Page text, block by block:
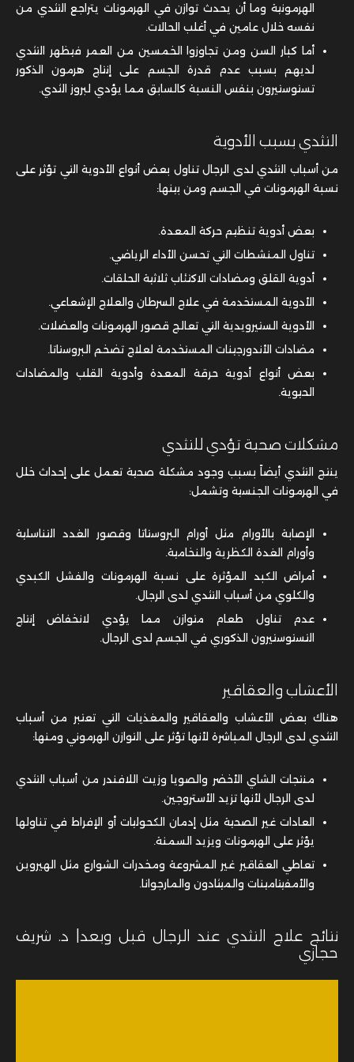
الهرمونية وما أن يحدث توازن في الهرمونات يتراجع التثدي من
نفسه خلال عامين في أغلب الحالات.
أما كبار السن ومن تجاوزوا الخمسين من العمر فيظهر التثدي
لديهم بسبب عدم قدرة الجسم على إنتاج هرمون الذكور
تستوستيرون بنفس النسبة كالسابق مما يؤدي لبروز الثدي.
التثدي بسبب الأدوية
من أسباب التثدي لدى الرجال تناول بعض أنواع الأدوية التي تؤثر على
نسبة الهرمونات في الجسم ومن بينها:
بعض أدوية تنظيم حركة المعدة.
تناول المنشطات التي تحسن الأداء الرياضي.
أدوية القلق ومضادات الاكتئاب ثلاثية الحلقات.
الأدوية المستخدمة في علاج السرطان والعلاج الإشعاعي.
الأدوية الستيرويدية التي تعالج قصور الهرمونات والعضلات.
مضادات الأندورجينات المستخدمة لعلاج تضخم البروستاتا.
بعض أنواع أدوية حرقة المعدة وأدوية القلب والمضادات
الحيوية.
مشكلات صحية تؤدي للتثدي
ينتج التثدي أيضاً بسبب وجود مشكلة صحية تعمل على إحداث خلل
في الهرمونات الجنسية وتشمل:
الإصابة بالأورام مثل أورام البروستاتا وقصور الغدد التناسلية
وأورام الغدة الكظرية والنخامية.
أمراض الكبد المؤثرة على نسبة الهرمونات والفشل الكبدي
والكلوي من أسباب التثدي لدى الرجال.
عدم تناول طعام متوازن مما يؤدي لانخفاض إنتاج
التستوستيرون الذكوري في الجسم لدى الرجال.
الأعشاب والعقاقير
هناك بعض الأعشاب والعقاقير والمغذيات التي تعتبر من أسباب
التثدي لدى الرجال المباشرة لأنها تؤثر على التوازن الهرموني ومنها:
منتجات الشاي الأخضر والصويا وزيت اللافندر من أسباب التثدي
لدى الرجال لأنها تزيد الأستروجين.
العادات غير الصحية مثل إدمان الكحوليات أو الإفراط في تناولها
يؤثر على الهرمونات ويزيد السمنة.
تعاطي العقاقير غير المشروعة ومخدرات الشوارع مثل الهيروين
والأمفيتامينات والميثادون والمارجوانا.
نتائج علاج التثدي عند الرجال قبل وبعد| د. شريف
حجازي